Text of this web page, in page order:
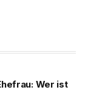
Wer ist